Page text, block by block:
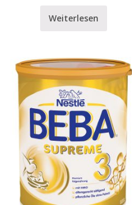
Weiterlesen